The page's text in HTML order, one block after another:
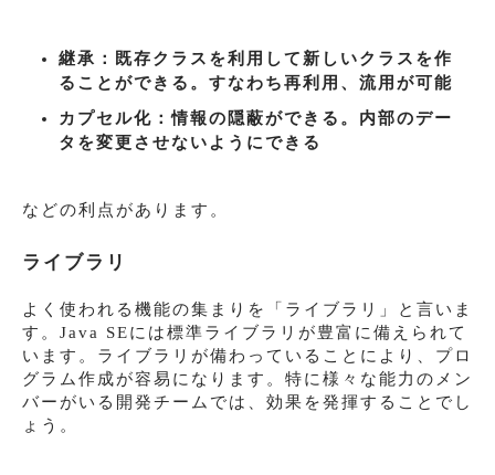
継承：既存クラスを利用して新しいクラスを作
ることができる。すなわち再利用、流用が可能
カプセル化：情報の隠蔽ができる。内部のデー
タを変更させないようにできる
などの利点があります。
ライブラリ
よく使われる機能の集まりを「ライブラリ」と言いま
す。Java SEには標準ライブラリが豊富に備えられて
います。ライブラリが備わっていることにより、プロ
グラム作成が容易になります。特に様々な能力のメン
バーがいる開発チームでは、効果を発揮することでし
ょう。